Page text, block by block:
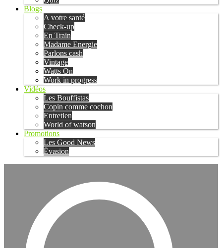
Blogs
A votre santé
Check-up
En Train
Madame Energie
Parlons cash
Vintage
Watts On
Work in progress
Vidéos
Les Bouffistas
Copin comme cochon
Entretien
World of watson
Promotions
Les Good News
Évasion